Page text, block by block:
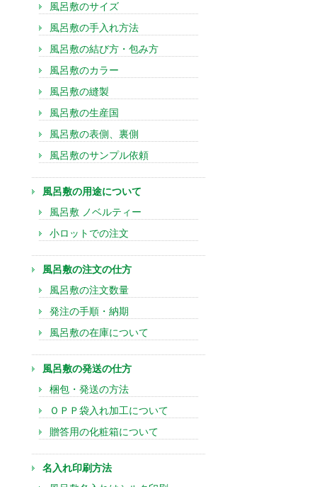
風呂敷のサイズ
風呂敷の手入れ方法
風呂敷の結び方・包み方
風呂敷のカラー
風呂敷の縫製
風呂敷の生産国
風呂敷の表側、裏側
風呂敷のサンプル依頼
風呂敷の用途について
風呂敷 ノベルティー
小ロットでの注文
風呂敷の注文の仕方
風呂敷の注文数量
発注の手順・納期
風呂敷の在庫について
風呂敷の発送の仕方
梱包・発送の方法
ＯＰＰ袋入れ加工について
贈答用の化粧箱について
名入れ印刷方法